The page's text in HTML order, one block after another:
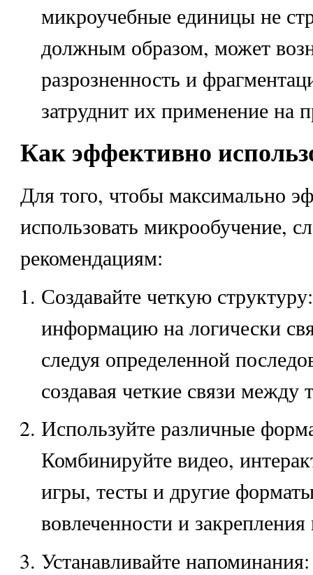
микроучебные единицы не
должным образом, может
разрозненность и
затруднит их применение на
Как эффективно
Для того, чтобы максимально
использовать микрообучение,
рекомендациям:
Создавайте четкую
информацию на логически
следуя определенной
создавая четкие связи между
Используйте различные
Комбинируйте видео,
игры, тесты и другие
вовлеченности и закрепления
Устанавливайте